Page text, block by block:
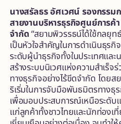
นางสรัลธรอัศเวศน์ รองกรรม
สายงานบริหารธุรกิจศูนย์การค้า
จำกัด“สยามพิวรรธน์ได้ใช้กล
เป็นหัวใจสำคัญในการดำเนินธุร
ระดับผู้นำธุรกิจทั้งในประเทศและ
สร้างระบบนิเวศแห่งความสำเร็
ทางธุรกิจอย่างไร้ขีดจำกัด โดย
ริเริ่มในการจับมือพันธมิตรทางธุ
เพื่อมอบประสบการณ์เหนือระดับแ
แก่ลูกค้าทั้งชาวไทยและนักท่องเที่